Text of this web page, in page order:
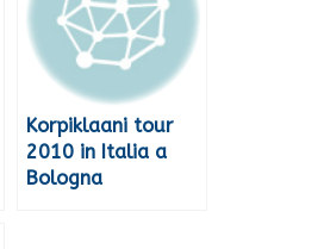
Korpiklaani tour
2010 in Italia a
Bologna